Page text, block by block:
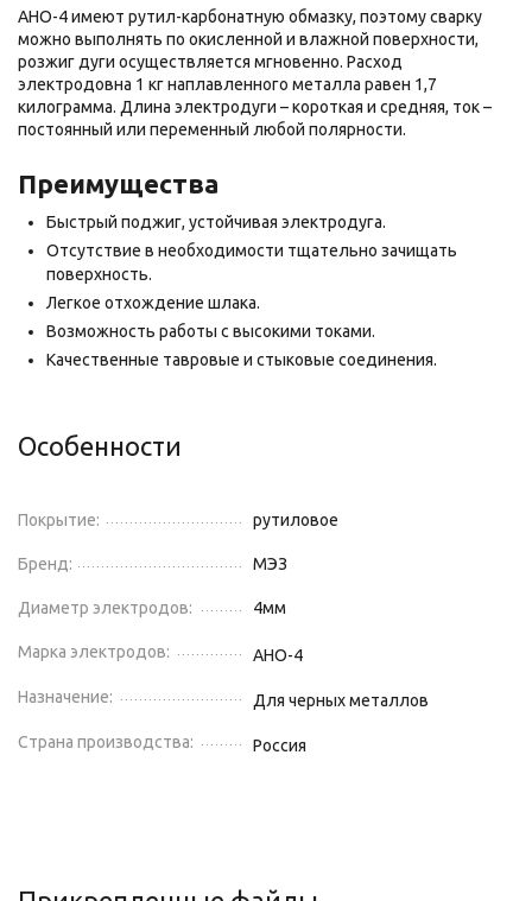
АНО-4 имеют рутил-карбонатную обмазку, поэтому сварку
можно выполнять по окисленной и влажной поверхности,
розжиг дуги осуществляется мгновенно. Расход
электродовна 1 кг наплавленного металла равен 1,7
килограмма. Длина электродуги – короткая и средняя, ток –
постоянный или переменный любой полярности.
Преимущества
Быстрый поджиг, устойчивая электродуга.
Отсутствие в необходимости тщательно зачищать
поверхность.
Легкое отхождение шлака.
Возможность работы с высокими токами.
Качественные тавровые и стыковые соединения.
Особенности
Покрытие: рутиловое
Бренд: МЭЗ
Диаметр электродов: 4мм
Марка электродов: АНО-4
Назначение: Для черных металлов
Страна производства: Россия